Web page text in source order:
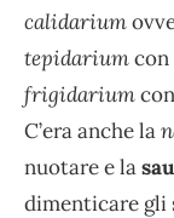
calidarium
tepidariumcon
frigidarium
C’era anche la
nuotare e la
dimenticare